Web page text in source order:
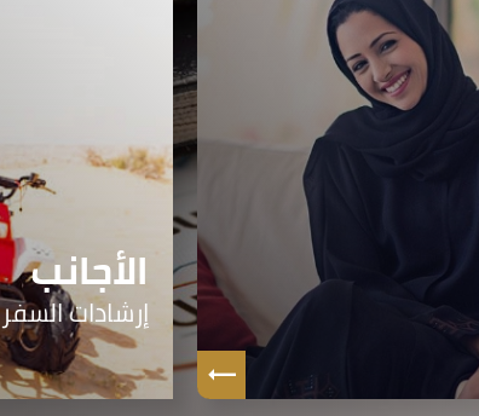
الأجانب
إرشادات السفر